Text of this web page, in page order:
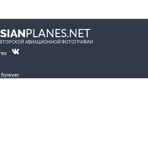
PLANES.NET
АВИАЦИОННОЙ ФОТОГРАФИИ